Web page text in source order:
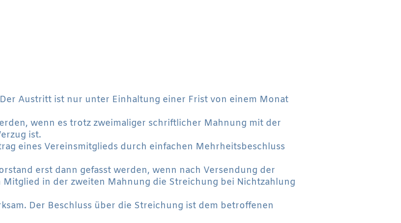
Austritt ist nur unter Einhaltung einer Frist von einem Monat
wenn es trotz zweimaliger schriftlicher Mahnung mit der
ist.
eines Vereinsmitglieds durch einfachen Mehrheitsbeschluss
erst dann gefasst werden, wenn nach Versendung der
in der zweiten Mahnung die Streichung bei Nichtzahlung
Der Beschluss über die Streichung ist dem betroffenen